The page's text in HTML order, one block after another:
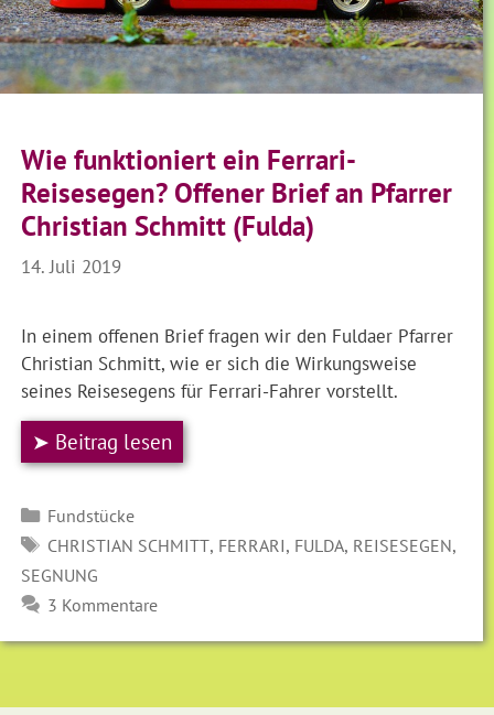
Wie funktioniert ein Ferrari-
Reisesegen? Offener Brief an Pfarrer
Christian Schmitt (Fulda)
14. Juli 2019
In einem offenen Brief fragen wir den Fuldaer Pfarrer
Christian Schmitt, wie er sich die Wirkungsweise
seines Reisesegens für Ferrari-Fahrer vorstellt.
➤ Beitrag lesen
Kategorien
Fundstücke
SCHLAGWÖRTER
CHRISTIAN SCHMITT, FERRARI, FULDA, REISESEGEN,
SEGNUNG
3 Kommentare